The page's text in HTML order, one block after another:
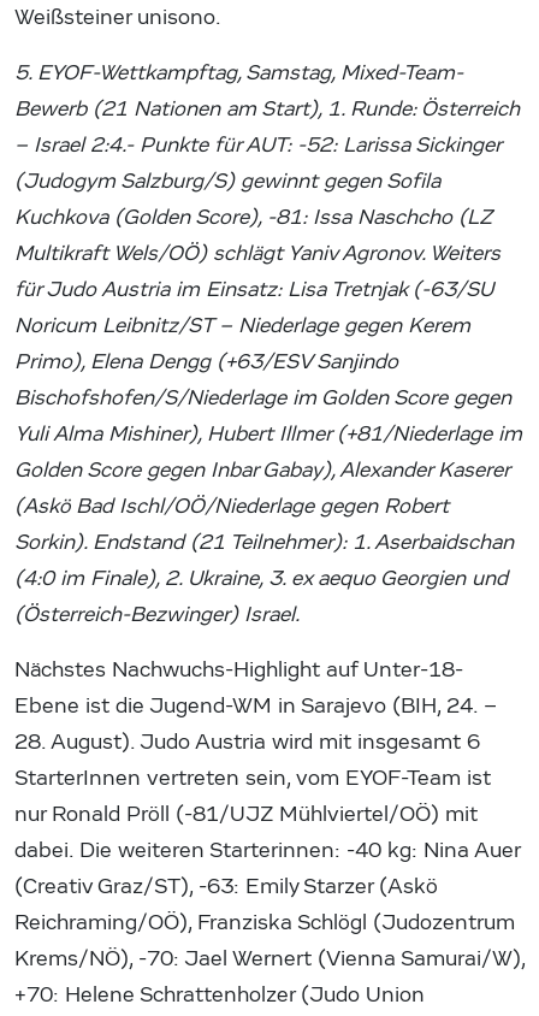
Weißsteiner unisono.
5. EYOF-Wettkampftag, Samstag, Mixed-Team-
Bewerb (21 Nationen am Start), 1. Runde: Österreich
– Israel 2:4.- Punkte für AUT: -52: Larissa Sickinger
(Judogym Salzburg/S) gewinnt gegen Sofila
Kuchkova (Golden Score), -81: Issa Naschcho (LZ
Multikraft Wels/OÖ) schlägt Yaniv Agronov. Weiters
für Judo Austria im Einsatz: Lisa Tretnjak (-63/SU
Noricum Leibnitz/ST – Niederlage gegen Kerem
Primo), Elena Dengg (+63/ESV Sanjindo
Bischofshofen/S/Niederlage im Golden Score gegen
Yuli Alma Mishiner), Hubert Illmer (+81/Niederlage im
Golden Score gegen Inbar Gabay), Alexander Kaserer
(Askö Bad Ischl/OÖ/Niederlage gegen Robert
Sorkin). Endstand (21 Teilnehmer): 1. Aserbaidschan
(4:0 im Finale), 2. Ukraine, 3. ex aequo Georgien und
(Österreich-Bezwinger) Israel.
Nächstes Nachwuchs-Highlight auf Unter-18-
Ebene ist die Jugend-WM in Sarajevo (BIH, 24. –
28. August). Judo Austria wird mit insgesamt 6
StarterInnen vertreten sein, vom EYOF-Team ist
nur Ronald Pröll (-81/UJZ Mühlviertel/OÖ) mit
dabei. Die weiteren Starterinnen: -40 kg: Nina Auer
(Creativ Graz/ST), -63: Emily Starzer (Askö
Reichraming/OÖ), Franziska Schlögl (Judozentrum
Krems/NÖ), -70: Jael Wernert (Vienna Samurai/W),
+70: Helene Schrattenholzer (Judo Union